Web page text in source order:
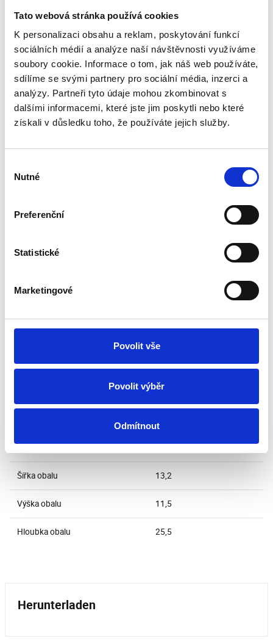
Tato webová stránka používá cookies
K personalizaci obsahu a reklam, poskytování funkcí
sociálních médií a analýze naší návštěvnosti využíváme
soubory cookie. Informace o tom, jak náš web používáte,
sdílíme se svými partnery pro sociální média, inzerci a
analýzy. Partneři tyto údaje mohou zkombinovat s
dalšími informacemi, které jste jim poskytli nebo které
získali v důsledku toho, že používáte jejich služby.
souhlasu
Nutné
Preferenční
Statistické
Marketingové
Povolit vše
Povolit výběr
Odmítnout
Nastavení dávky
0,4-1,6 ml (5 kroků
nastavení)
Počet dávek na jedno naplnění 437-1750
Provozní teplota 0-45 °C
Rozměry přístroje
220 x 110 x 100 mm (v/
Rozměry balení
132 x 115 x 255 mm (v/
Váha vč. obalu (kg) 1,3 kg
box
Šířka obalu 13,2
Výška obalu 11,5
Hloubka obalu 25,5
Herunterladen